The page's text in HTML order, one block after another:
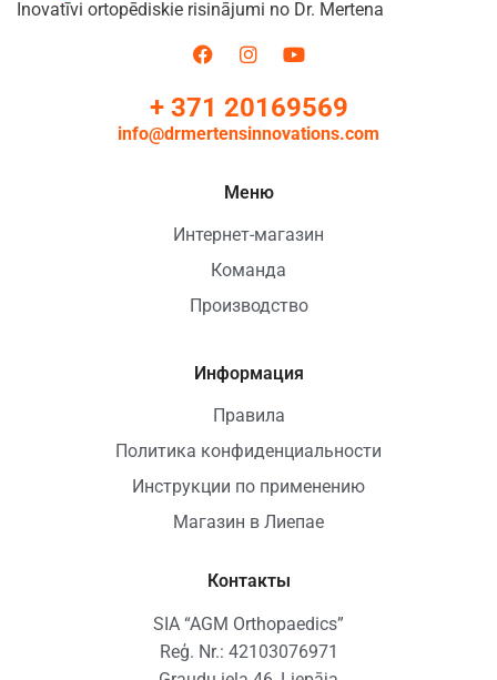
Inovatīvi ortopēdiskie risinājumi no Dr. Mertena
+ 371 20169569
info@drmertensinnovations.com
Меню
Интернет-магазин
Команда
Производство
Информация
Правила
Политика конфиденциальности
Инструкции по применению
Магазин в Лиепае
Контакты
SIA “AGM Orthopaedics”
Reģ. Nr.: 42103076971